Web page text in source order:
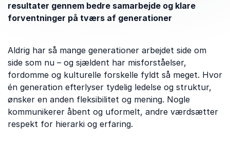
resultater gennem bedre samarbejde og klare
forventninger på tværs af generationer
Aldrig har så mange generationer arbejdet side om
side som nu – og sjældent har misforståelser,
fordomme og kulturelle forskelle fyldt så meget. Hvor
én generation efterlyser tydelig ledelse og struktur,
ønsker en anden fleksibilitet og mening. Nogle
kommunikerer åbent og uformelt, andre værdsætter
respekt for hierarki og erfaring.